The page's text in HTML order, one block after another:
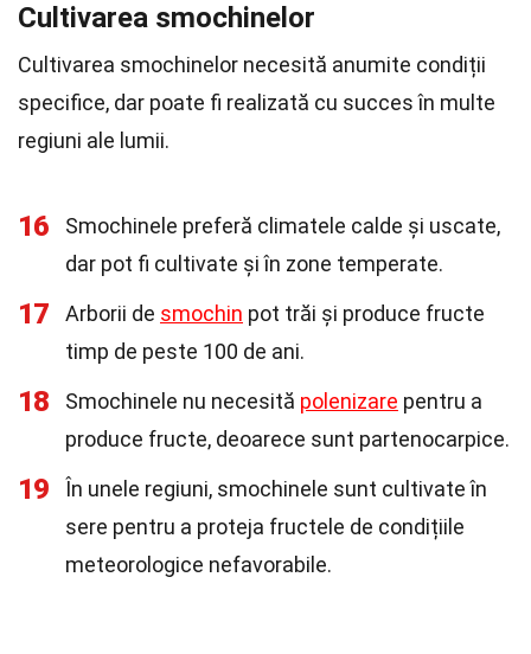
Cultivarea smochinelor
Cultivarea smochinelor necesită anumite condiții
specifice, dar poate fi realizată cu succes în multe
regiuni ale lumii.
16
Smochinele preferă climatele calde și uscate,
dar pot fi cultivate și în zone temperate.
17 Arborii de smochin pot trăi și produce fructe
timp de peste 100 de ani.
18 Smochinele nu necesită polenizare pentru a
produce fructe, deoarece sunt partenocarpice.
19
În unele regiuni, smochinele sunt cultivate în
sere pentru a proteja fructele de condițiile
meteorologice nefavorabile.